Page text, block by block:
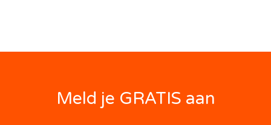
Meld je GRATIS aan